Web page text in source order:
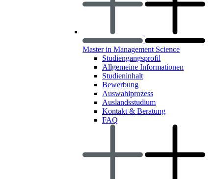
Master in Management Science
Studiengangsprofil
Allgemeine Informationen
Studieninhalt
Bewerbung
Auswahlprozess
Auslandsstudium
Kontakt & Beratung
FAQ